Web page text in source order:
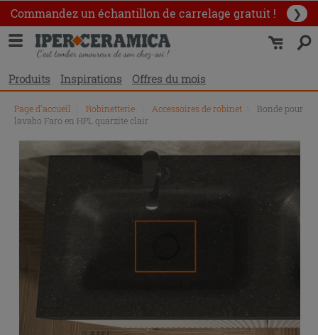
Commandez un échantillon de carrelage gratuit ! ❯
Produits Inspirations Offres du mois
Page d'accueil Robinetterie Accessoires de robinet
Bonde pour
lavabo Faro en HPL quarzite clair